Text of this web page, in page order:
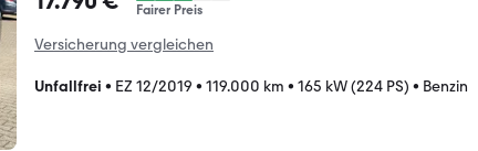
Fairer Preis
Versicherung vergleichen
Unfallfrei • EZ 12/2019 • 119.000 km • 165 kW (224 PS) • Benzin